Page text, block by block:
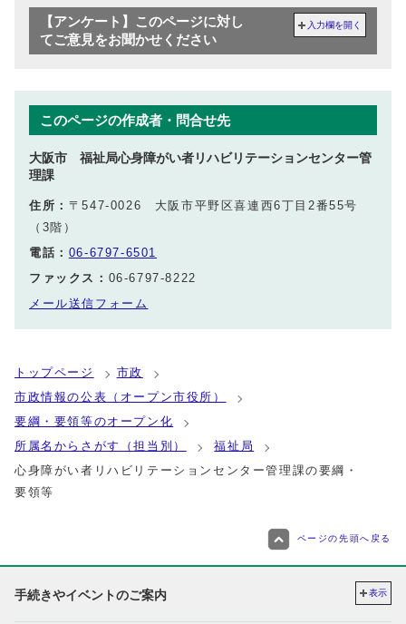
【アンケート】このページに対し
てご意見をお聞かせください
入力欄を開く
このページの作成者・問合せ先
大阪市 福祉局心身障がい者リハビリテーションセンター管
理課
住所： 〒547-0026 大阪市平野区喜連西6丁目2番55号
（3階）
電話： 06-6797-6501
ファックス： 06-6797-8222
メール送信フォーム
トップページ
市政
市政情報の公表（オープン市役所）
要綱・要領等のオープン化
所属名からさがす（担当別）
福祉局
心身障がい者リハビリテーションセンター管理課の要綱・
要領等
ページの先頭へ戻る
手続きやイベントのご案内 表示